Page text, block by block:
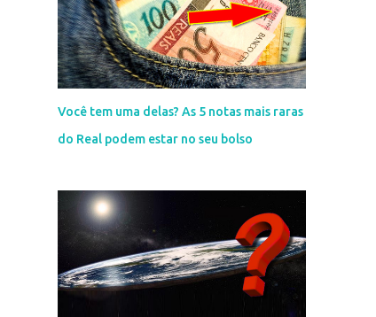
Você tem uma delas? As 5 notas mais raras
do Real podem estar no seu bolso